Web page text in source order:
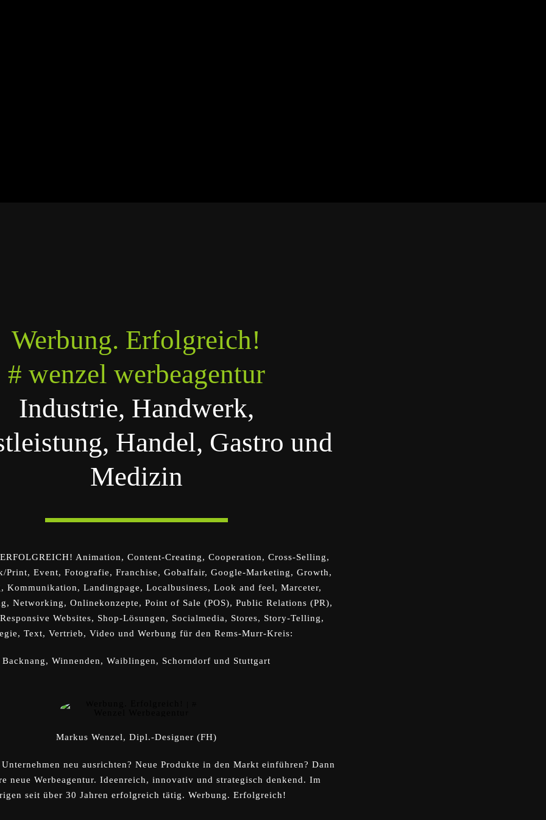
Werbung. Erfolgreich!
# wenzel werbeagentur
Industrie, Handwerk,
Handel, Gastro und
Medizin
Animation, Content-Creating, Cooperation, Cross-Selling,
Print, Event, Fotografie, Franchise, Gobalfair, Google-Marketing, Growth,
Kommunikation, Landingpage, Localbusiness, Look and feel, Marceter,
Networking, Onlinekonzepte, Point of Sale (POS), Public Relations (PR),
Websites, Shop-Lösungen, Socialmedia, Stores, Story-Telling,
Text, Vertrieb, Video und Werbung für den Rems-Murr-Kreis:
Backnang, Winnenden, Waiblingen, Schorndorf und Stuttgart
Markus Wenzel, Dipl.-Designer (FH)
neu ausrichten? Neue Produkte in den Markt einführen? Dann
neue Werbeagentur. Ideenreich, innovativ und strategisch denkend. Im
seit über 30 Jahren erfolgreich tätig. Werbung. Erfolgreich!